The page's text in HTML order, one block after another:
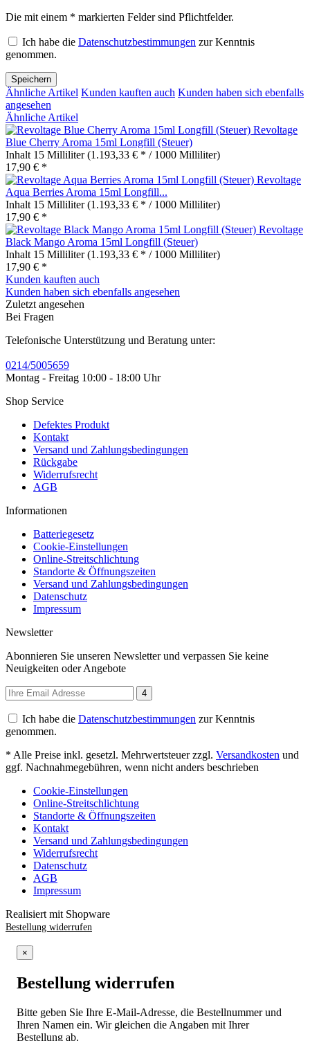
Die mit einem * markierten Felder sind Pflichtfelder.
Ich habe die Datenschutzbestimmungen zur Kenntnis
genommen.
Speichern
Ähnliche Artikel Kunden kauften auch Kunden haben sich ebenfalls
angesehen
Ähnliche Artikel
Revoltage
Blue Cherry Aroma 15ml Longfill (Steuer)
Inhalt 15 Milliliter(1.193,33 € * / 1000 Milliliter)
17,90 € *
Revoltage
Aqua Berries Aroma 15ml Longfill...
Inhalt 15 Milliliter(1.193,33 € * / 1000 Milliliter)
17,90 € *
Revoltage
Black Mango Aroma 15ml Longfill (Steuer)
Inhalt 15 Milliliter(1.193,33 € * / 1000 Milliliter)
17,90 € *
Kunden kauften auch
Kunden haben sich ebenfalls angesehen
Zuletzt angesehen
Bei Fragen
Telefonische Unterstützung und Beratung unter:
0214/5005659
Montag - Freitag 10:00 - 18:00 Uhr
Shop Service
Defektes Produkt
Kontakt
Versand und Zahlungsbedingungen
Rückgabe
Widerrufsrecht
AGB
Informationen
Batteriegesetz
Cookie-Einstellungen
Online-Streitschlichtung
Standorte & Öffnungszeiten
Versand und Zahlungsbedingungen
Datenschutz
Impressum
Newsletter
Abonnieren Sie unseren Newsletter und verpassen Sie keine
Neuigkeiten oder Angebote
4
Ich habe die Datenschutzbestimmungen zur Kenntnis
genommen.
* Alle Preise inkl. gesetzl. Mehrwertsteuer zzgl. Versandkosten und
ggf. Nachnahmegebühren, wenn nicht anders beschrieben
Cookie-Einstellungen
Online-Streitschlichtung
Standorte & Öffnungszeiten
Kontakt
Versand und Zahlungsbedingungen
Widerrufsrecht
Datenschutz
AGB
Impressum
Realisiert mit Shopware
Bestellung widerrufen
×
Bestellung widerrufen
Bitte geben Sie Ihre E-Mail-Adresse, die Bestellnummer und
Ihren Namen ein. Wir gleichen die Angaben mit Ihrer
Bestellung ab.